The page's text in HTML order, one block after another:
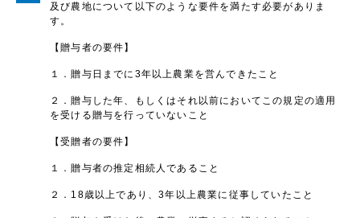
及び農地について以下のような要件を満たす必要がありま
す。
【贈与者の要件】
１．贈与日までに3年以上農業を営んできたこと
２．贈与した年、もしくはそれ以前においてこの規定の適用
を受ける贈与を行っていないこと
【受贈者の要件】
１．贈与者の推定相続人であること
２．18歳以上であり、3年以上農業に従事していたこと